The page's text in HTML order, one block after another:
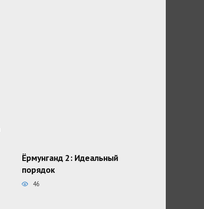
Ёрмунганд 2: Идеальный
порядок
46